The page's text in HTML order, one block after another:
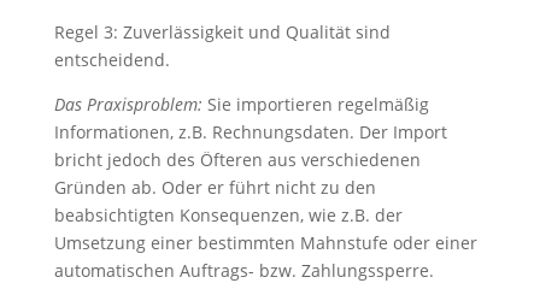
Regel 3: Zuverlässigkeit und Qualität sind
entscheidend.
Das Praxisproblem: Sie importieren regelmäßig
Informationen, z.B. Rechnungsdaten. Der Import
bricht jedoch des Öfteren aus verschiedenen
Gründen ab. Oder er führt nicht zu den
beabsichtigten Konsequenzen, wie z.B. der
Umsetzung einer bestimmten Mahnstufe oder einer
automatischen Auftrags- bzw. Zahlungssperre.